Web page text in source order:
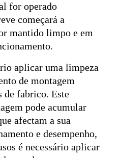
for operado
começará a
mantido limpo e em
aplicar uma limpeza
de montagem
de fabrico. Este
pode acumular
afectam a sua
e desempenho,
é necessário aplicar